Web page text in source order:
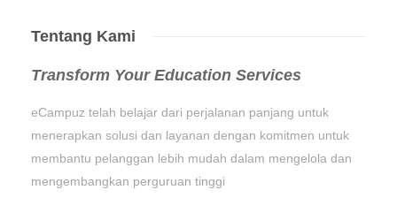
Tentang Kami
Transform Your Education Services
eCampuz telah belajar dari perjalanan panjang untuk
menerapkan solusi dan layanan dengan komitmen untuk
membantu pelanggan lebih mudah dalam mengelola dan
mengembangkan perguruan tinggi